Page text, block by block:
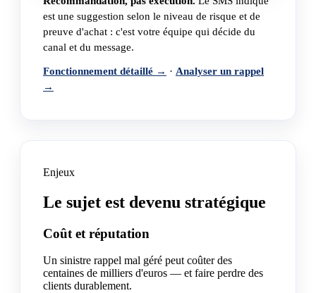
est une suggestion selon le niveau de risque et de
preuve d'achat : c'est votre équipe qui décide du
canal et du message.
Fonctionnement détaillé → · Analyser un rappel
→
Enjeux
Le sujet est devenu stratégique
Coût et réputation
Un sinistre rappel mal géré peut coûter des
centaines de milliers d'euros — et faire perdre des
clients durablement.